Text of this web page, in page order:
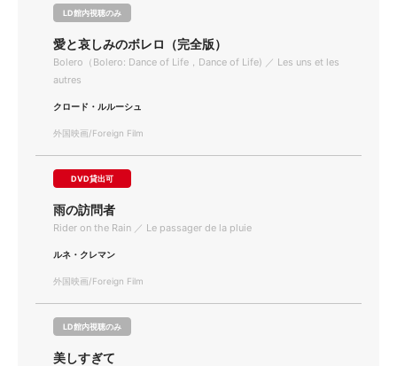
LD館内視聴のみ
愛と哀しみのボレロ（完全版）
Bolero（Bolero: Dance of Life，Dance of Life) ／ Les uns et les
autres
クロード・ルルーシュ
外国映画/Foreign Film
DVD貸出可
雨の訪問者
Rider on the Rain ／ Le passager de la pluie
ルネ・クレマン
外国映画/Foreign Film
LD館内視聴のみ
美しすぎて